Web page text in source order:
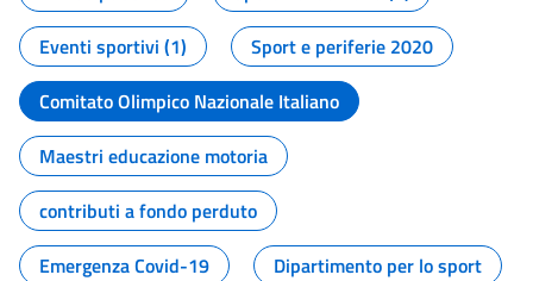
Eventi sportivi (1)
Sport e periferie 2020
Comitato Olimpico Nazionale Italiano
Maestri educazione motoria
contributi a fondo perduto
Emergenza Covid-19
Dipartimento per lo sport